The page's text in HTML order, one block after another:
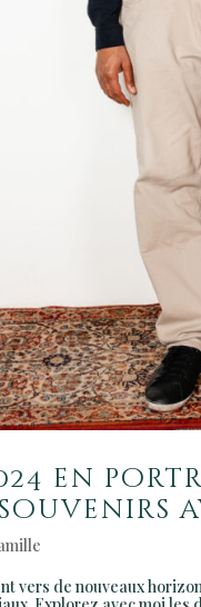
en
vers de nouveaux